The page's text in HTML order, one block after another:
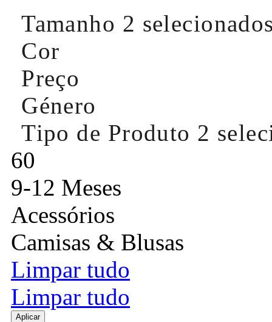
Tamanho 2
Cor
Preço
Género
Tipo de Produto 2
60
9-12 Meses
Acessórios
Camisas & Blusas
Limpar tudo
Limpar tudo
Aplicar